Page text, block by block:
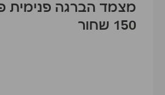
מצמד הברגה פנימית
150 שחור